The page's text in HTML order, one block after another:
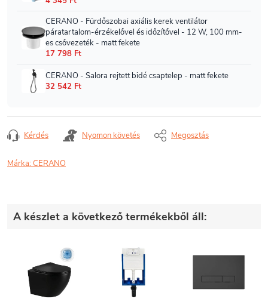
Kérdés Nyomon követés Megosztás
Márka:CERANO
A készlet a következő termékekből áll: